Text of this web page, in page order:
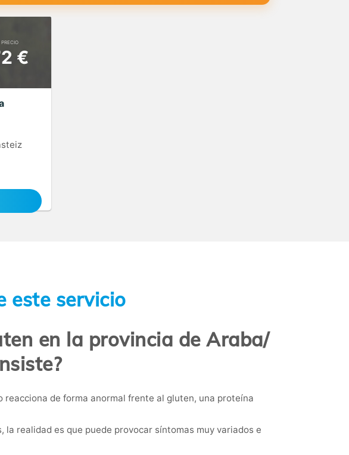
PRECIO
€
este servicio
en la provincia de Araba/
de forma anormal frente al gluten, una proteína
realidad es que puede provocar síntomas muy variados e